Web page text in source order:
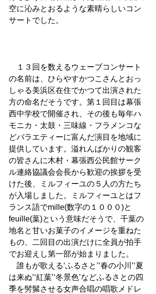
空に沁みとおるような素晴らしいコン
サートでした。
１３回を数えるウェーブコンサート
の名前は、ひらやすかつこさんとおっ
しゃる美浜区在住でかつて出演された
方の命名だそうです。第１回目は幕張
西中学校で開催され、その後も毎年ハ
モニカ・太鼓・三味線・フラメンコな
どバラエティーに富んだ演目を地域に
提供しています。溢れんばかりの観客
の皆さんに木村・幕張西公民館サーク
ル連絡協議会会長から歓迎の挨拶を受
けた後、ミルフィーユの５人の方たち
が入場しました。ミルフィーユとはフ
ランス語でmille(数字の１０００)と
feuille(葉)という意味だそうで、千葉の
地名と甘いお菓子のイメージを重ねた
もの、二回目の出演だけに全員が拍手
でお迎えし第一部が始まりました。
誰もが歌える‘ふるさと’‘春の小川’‘夏
は来ぬ’‘紅葉’‘冬景色’などふるさとの四
季を髣髴させる女声合唱の唱歌メドレ